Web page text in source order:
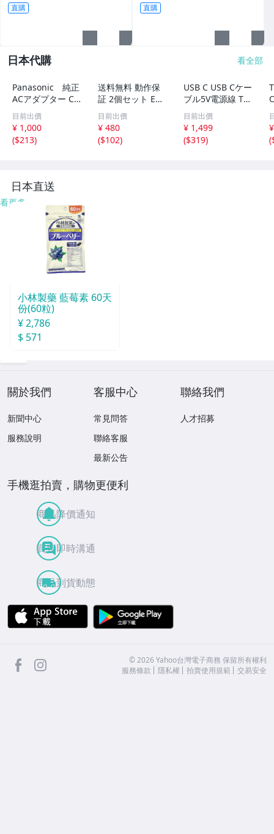
直購 直購
日本代購 看全部
Panasonic 純正
ACアダプター CF
-AA64L2C M1
目前出價
¥ 1,000
($213)
送料無料 動作保
証 2個セット EN
ERMAX 12cm角
ケースファン 25
mm厚
目前出價
¥ 480
($102)
USB C USB Cケー
ブル5V電源線 Ty
pe Cコネクタメ
スオス延長ケーブ
ル USB C自作端
子2ピン充電器プ
目前出價
¥ 1,499
($319)
(
日本直送
看更多
小林製藥 藍莓素 60天
份(60粒)
¥ 2,786
$ 571
關於我們
新聞中心
服務說明
客服中心
常見問答
聯絡客服
最新公告
聯絡我們
人才招募
手機逛拍賣，購物更便利
商品降價通知
買賣即時溝通
商品到貨動態
APP Store
facebook ©2026 Yahoo台灣電子商務 保留所有權利
服務條款
隱私權 拍賣使用規範 交易安全